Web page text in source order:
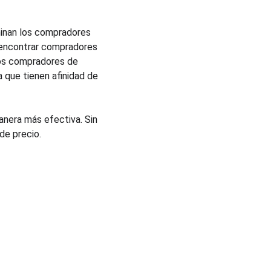
los compradores
compradores
compradores de
que tienen afinidad de
más efectiva. Sin
precio.